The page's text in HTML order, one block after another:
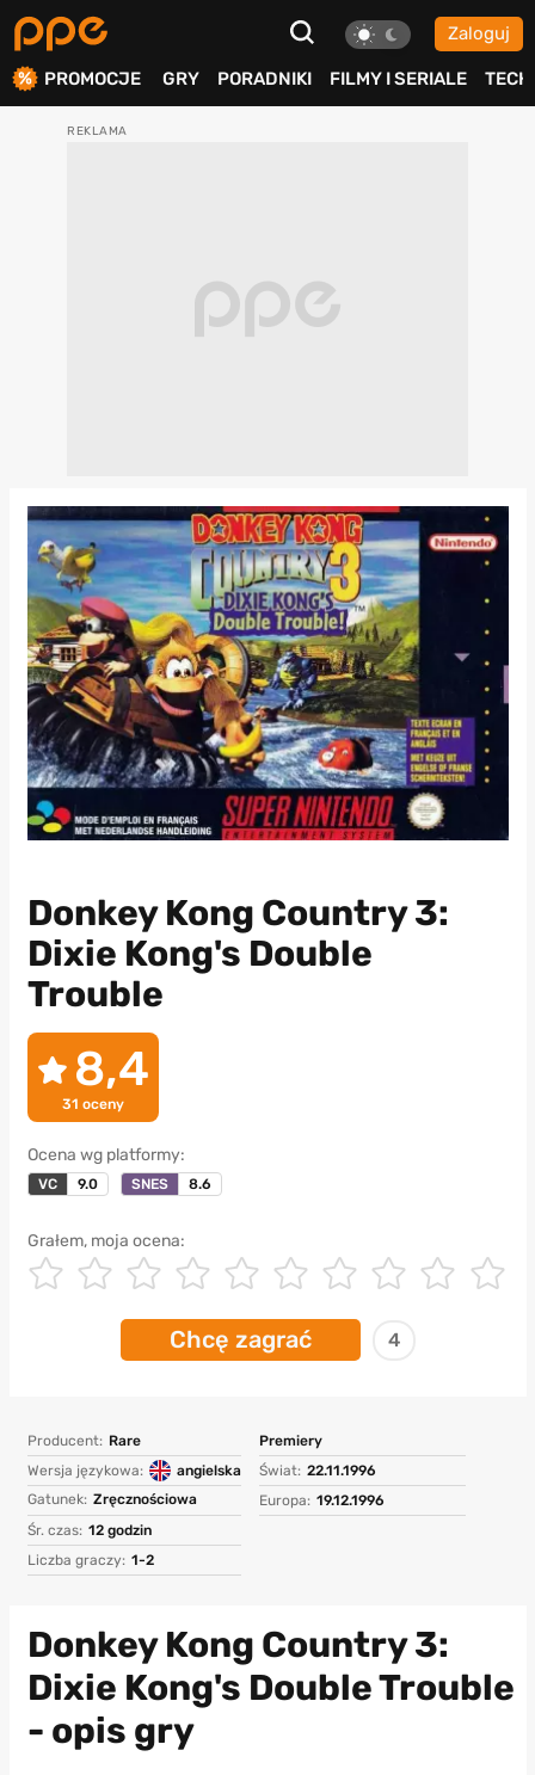
Zaloguj
PROMOCJE GRY PORADNIKI FILMY I SERIALE TECH
Donkey Kong Country 3:
Dixie Kong's Double
Trouble
8,4
31 oceny
Ocena wg platformy:
VC 9.0 SNES 8.6
Grałem, moja ocena:
Chcę zagrać 4
Producent: Rare
Wersja językowa:
angielska
Gatunek: Zręcznościowa
Śr. czas: 12 godzin
Liczba graczy: 1-2
Premiery
Świat: 22.11.1996
Europa: 19.12.1996
Donkey Kong Country 3:
Dixie Kong's Double Trouble
- opis gry